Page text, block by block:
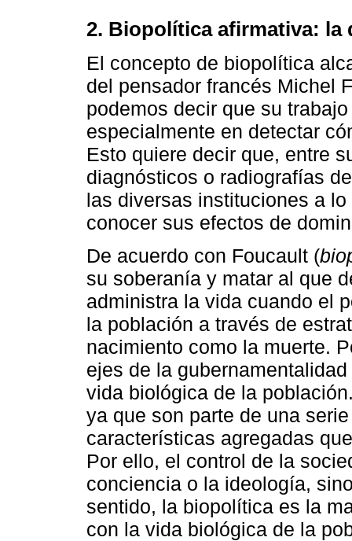
2. Biopolítica afirmativa: la
El concepto de biopolítica
del pensador francés Michel
podemos decir que su
especialmente en detectar
Esto quiere decir que, entre
diagnósticos o radiografías
las diversas instituciones a
conocer sus efectos de
De acuerdo con Foucault (
su soberanía y matar al que
administra la vida cuando el
la población a través de
nacimiento como la muerte.
ejes de la
vida biológica de la
ya que son parte de una
características agregadas
Por ello, el control de la
conciencia o la ideología,
sentido, la biopolítica es la
con la vida biológica de la